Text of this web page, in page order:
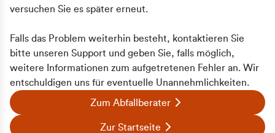
versuchen Sie es später erneut.
Falls das Problem weiterhin besteht, kontaktieren Sie
bitte unseren Support und geben Sie, falls möglich,
weitere Informationen zum aufgetretenen Fehler an. Wir
entschuldigen uns für eventuelle Unannehmlichkeiten.
Zum Abfallberater
Zur Startseite